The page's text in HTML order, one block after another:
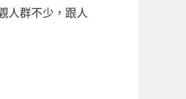
人群不少，跟人